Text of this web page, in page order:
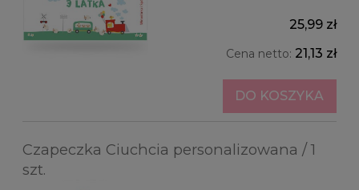
25,99 zł
Cena netto: 21,13 zł
DO KOSZYKA
Czapeczka Ciuchcia personalizowana / 1
szt.